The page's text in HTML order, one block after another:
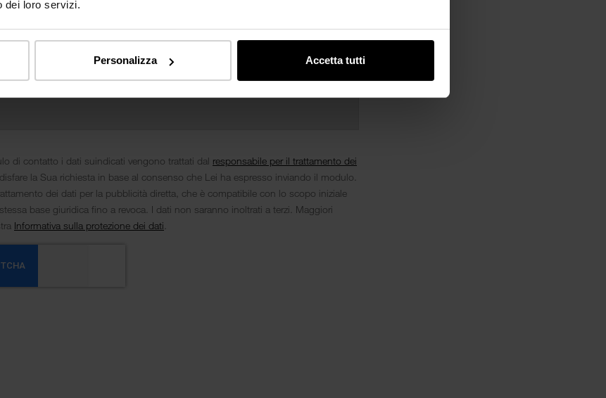
dei loro servizi.
Personalizza Accetta tutti
di contatto i dati suindicati vengono trattati dal responsabile per il trattamento dei
la Sua richiesta in base al consenso che Lei ha espresso inviando il modulo.
dei dati per la pubblicità diretta, che è compatibile con lo scopo iniziale
base giuridica fino a revoca. I dati non saranno inoltrati a terzi. Maggiori
Informativa sulla protezione dei dati